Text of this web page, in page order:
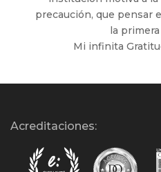
precaución, que pensar
la
Mi infinita
Acreditaciones: